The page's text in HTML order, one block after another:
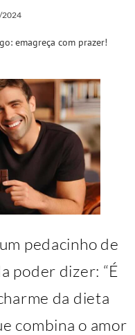
2024
emagreça com prazer!
pedacinho de
poder dizer: “É
da dieta
combina o amor